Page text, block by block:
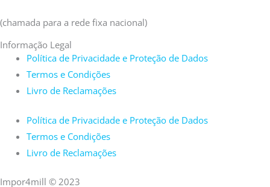
(chamada para a rede fixa nacional)
Informação Legal
Política de Privacidade e Proteção de Dados
Termos e Condições
Livro de Reclamações
Política de Privacidade e Proteção de Dados
Termos e Condições
Livro de Reclamações
Impor4mill © 2023